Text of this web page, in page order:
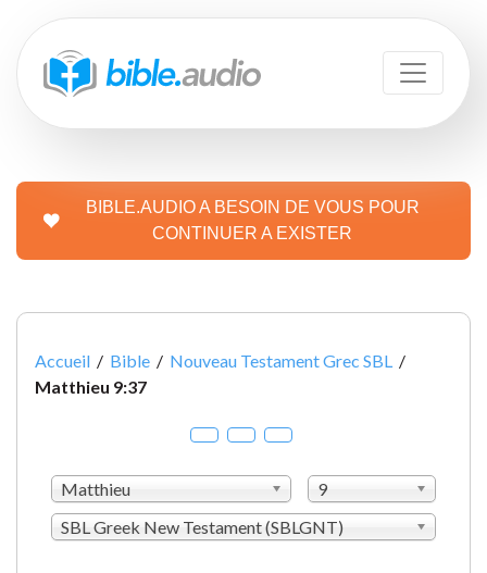
BIBLE.AUDIO A BESOIN DE VOUS POUR
CONTINUER A EXISTER
Accueil / Bible / Nouveau Testament Grec SBL /
Matthieu 9:37
Matthieu
9
SBL Greek New Testament (SBLGNT)